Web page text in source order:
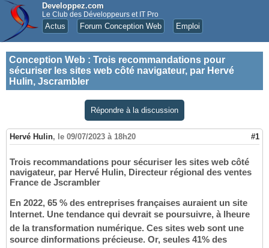
Developpez.com
Le Club des Développeurs et IT Pro
Actus Forum Conception Web Emploi
Conception Web : Trois recommandations pour
sécuriser les sites web côté navigateur, par Hervé
Hulin, Jscrambler
Répondre à la discussion
Hervé Hulin, le 09/07/2023 à 18h20 #1
Trois recommandations pour sécuriser les sites web côté
navigateur, par Hervé Hulin, Directeur régional des ventes
France de Jscrambler
En 2022, 65 % des entreprises françaises auraient un site
Internet. Une tendance qui devrait se poursuivre, à lheure
de la transformation numérique. Ces sites web sont une
source dinformations précieuse. Or, seules 41% des